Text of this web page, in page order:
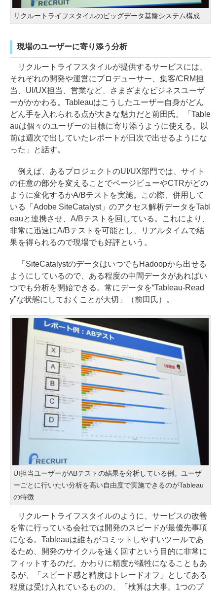
リクルートライフスタイルのビッグデータ基盤システム構成
現場のユーザーに寄り添う分析
リクルートライフスタイルが提供するサービスには、
それぞれの開発や運営にプロデューサー、集客/CRM担
当、UI/UX担当、営業など、さまざまなビジネスユーザ
ーがかかわる。Tableauはこうしたユーザー自身がどん
どん手を入れられる点が大きな魅力だと前田氏。「Table
auは個々のユーザーの目標に寄り添うように使える。以
前は週次で出していたレポートが日次で出せるようにな
った」と話す。
例えば、あるプロジェクトのUI/UX部門では、サイト
の任意の部分を変えることでページビューやCTRがどの
ように変化するかA/Bテストを実施。この際、併用して
いる「Adobe SiteCatalyst」のアクセス解析データをTabl
eauと連携させ、A/Bテストを回している。これにより、
非常に迅速にA/Bテストを可能とし、リアルタイムで結
果を得られるので現場でも好評という。
「SiteCatalystのデータはいつでもHadoopから出せる
ようにしているので、ある程度の中間データがあればい
つでも分析を開始できる。常にデータを“Tableau-Read
y”な状態にしておくことが大切」（前田氏）。
UI担当ユーザーがABテストの結果を分析している例。ユーザ
ーごとに行いたい分析を高い自由度で実施できるのがTableau
の特徴
リクルートライフスタイルのように、サービスの改善
を常に行っている会社では開発のスピードが最優先事項
になる。Tableauは誰もがコミットしやすいツールであ
るため、開発のサイクルを速く回すという目的に非常に
フィットするのだ。かわりに精度が犠牲になることもあ
るが、「スピード感と精度はトレードオフ」としてある
程度は受け入れているものの、「検算は大事。1つのプ